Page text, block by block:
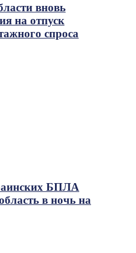
вновь
на отпуск
спроса
БПЛА
в ночь на